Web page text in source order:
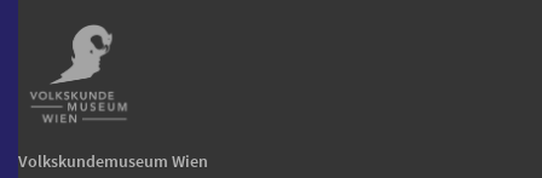
Volkskundemuseum Wien